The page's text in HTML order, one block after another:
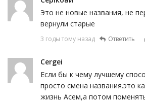
Это не новые названия, не
вернули старые
3 годы тому назад Ответить
Cergei
Если бы к чему лучшему
просто смена названия.это
жизнь Асем,а потом